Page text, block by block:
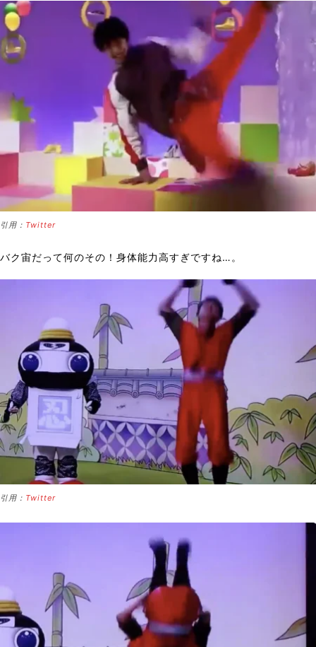
引用： Twitter
バク宙だって何のその！身体能力高すぎですね…。
引用： Twitter